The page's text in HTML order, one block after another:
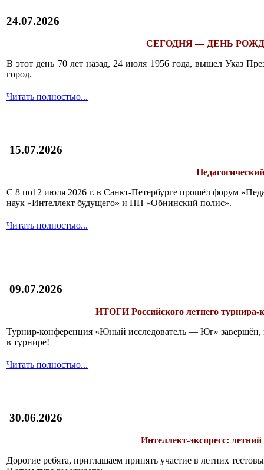
24.07.2026
СЕГОДНЯ — ДЕНЬ
В этот день 70 лет назад, 24 июля 1956 года, вышел Указ
город.
Читать полностью...
15.07.2026
С 8 по12 июля 2026 г. в Санкт-Петербурге прошёл форум
наук «Интеллект будущего» и НП «Обнинский полис».
Читать полностью...
09.07.2026
ИТОГИРоссийского летнего
Турнир-конференция «Юный исследователь — Юг» завершён,
в турнире!
Читать полностью...
30.06.2026
Интеллект-экспресс: летний
Дорогие ребята, приглашаем принять участие в летних